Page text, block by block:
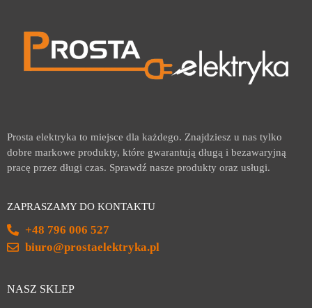
Prosta elektryka to miejsce dla każdego. Znajdziesz u nas tylko
dobre markowe produkty, które gwarantują długą i bezawaryjną
pracę przez długi czas. Sprawdź nasze produkty oraz usługi.
ZAPRASZAMY DO KONTAKTU
+48 796 006 527
biuro@prostaelektryka.pl
NASZ SKLEP